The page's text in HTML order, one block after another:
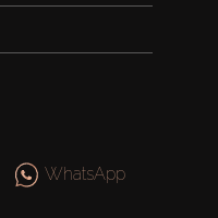
WhatsApp